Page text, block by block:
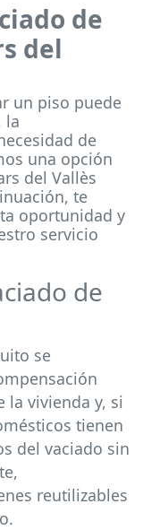
de
del
un piso puede
la
de
una opción
del Vallès
te
oportunidad y
servicio
de
se
la vivienda y, si
tienen
del vaciado sin
reutilizables